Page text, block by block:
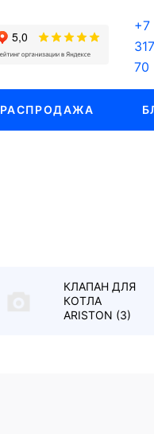
+7
70
РАСПРОДАЖА
КЛАПАН ДЛЯ
КОТЛА
ARISTON (3)